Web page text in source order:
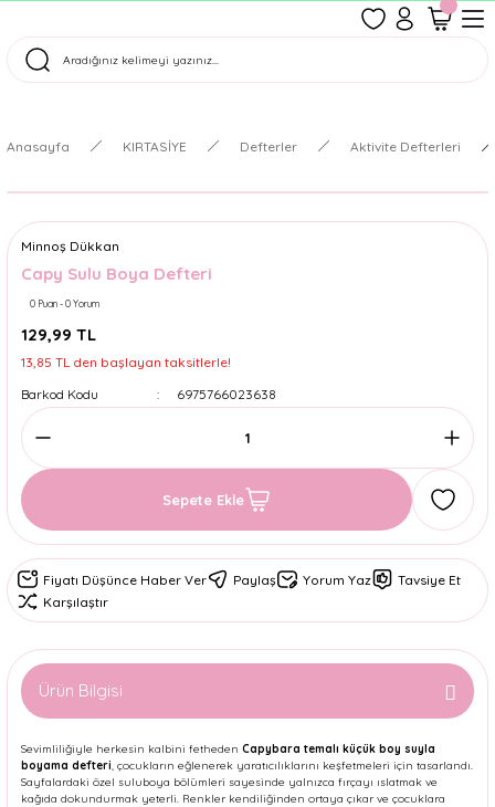
Tüm Siparişler Aynı Gün Kargoda!
Anasayfa KIRTASİYE Defterler Aktivite Defterleri
Minnoş Dükkan
Capy Sulu Boya Defteri
0 Puan - 0 Yorum
129,99 TL
13,85 TL den başlayan taksitlerle!
Barkod Kodu
6975766023638
Sepete Ekle
Fiyatı Düşünce Haber Ver Paylaş Yorum Yaz
Tavsiye Et
Karşılaştır
Ürün Bilgisi
Sevimliliğiyle herkesin kalbini fetheden Capybara temalı küçük boy suyla
boyama defteri, çocukların eğlenerek yaratıcılıklarını keşfetmeleri için tasarlandı.
Sayfalardaki özel suluboya bölümleri sayesinde yalnızca fırçayı ıslatmak ve
kağıda dokundurmak yeterli. Renkler kendiliğinden ortaya çıkar ve çocuklara